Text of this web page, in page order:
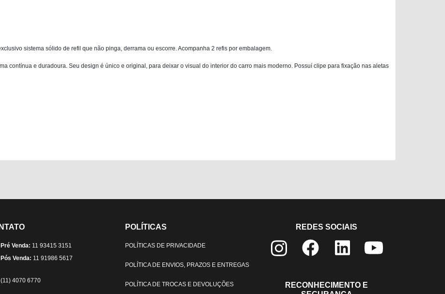
sistema sólido de refil que não pinga, derrama ou escorre. Acompanha 2 refis por embalagem.
contínua e duradoura. Seu design é único e original, para deixar o visual do interior do carro mais moderno. Possuí clipe para fixação nas aletas
Pré Venda: 11 93415 3151
Pós Venda: 11 91986 5617
(11) 4070 6770
POLÍTICAS
POLÍTICAS DE PRIVACIDADE
POLÍTICA DE ENVIOS, PRAZOS E ENTREGAS
POLÍTICA DE TROCAS E DEVOLUÇÕES
REDES SOCIAIS
RECONHECIMENTO E